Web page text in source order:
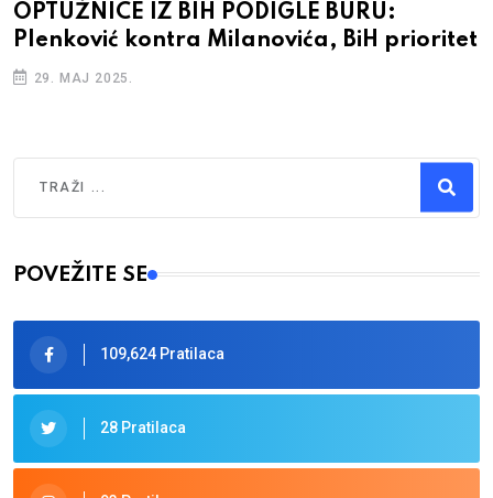
OPTUŽNICE IZ BIH PODIGLE BURU:
Plenković kontra Milanovića, BiH prioritet
29. MAJ 2025.
Type 2 or more characters for results.
POVEŽITE SE
109,624 Pratilaca
28 Pratilaca